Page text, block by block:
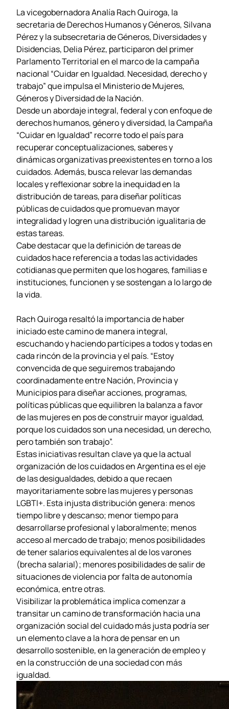
La vicegobernadora Analía Rach Quiroga, la
secretaria de Derechos Humanos y Géneros, Silvana
Pérez y la subsecretaria de Géneros, Diversidades y
Disidencias, Delia Pérez, participaron del primer
Parlamento Territorial en el marco de la campaña
nacional “Cuidar en Igualdad. Necesidad, derecho y
trabajo” que impulsa el Ministerio de Mujeres,
Géneros y Diversidad de la Nación.
Desde un abordaje integral, federal y con enfoque de
derechos humanos, género y diversidad, la Campaña
“Cuidar en Igualdad” recorre todo el país para
recuperar conceptualizaciones, saberes y
dinámicas organizativas preexistentes en torno a los
cuidados. Además, busca relevar las demandas
locales y reflexionar sobre la inequidad en la
distribución de tareas, para diseñar políticas
públicas de cuidados que promuevan mayor
integralidad y logren una distribución igualitaria de
estas tareas.
Cabe destacar que la definición de tareas de
cuidados hace referencia a todas las actividades
cotidianas que permiten que los hogares, familias e
instituciones, funcionen y se sostengan a lo largo de
la vida.
Rach Quiroga resaltó la importancia de haber
iniciado este camino de manera integral,
escuchando y haciendo partícipes a todos y todas en
cada rincón de la provincia y el país. “Estoy
convencida de que seguiremos trabajando
coordinadamente entre Nación, Provincia y
Municipios para diseñar acciones, programas,
políticas públicas que equilibren la balanza a favor
de las mujeres en pos de construir mayor igualdad,
porque los cuidados son una necesidad, un derecho,
pero también son trabajo”.
Estas iniciativas resultan clave ya que la actual
organización de los cuidados en Argentina es el eje
de las desigualdades, debido a que recaen
mayoritariamente sobre las mujeres y personas
LGBTI+. Esta injusta distribución genera: menos
tiempo libre y descanso; menor tiempo para
desarrollarse profesional y laboralmente; menos
acceso al mercado de trabajo; menos posibilidades
de tener salarios equivalentes al de los varones
(brecha salarial); menores posibilidades de salir de
situaciones de violencia por falta de autonomía
económica, entre otras.
Visibilizar la problemática implica comenzar a
transitar un camino de transformación hacia una
organización social del cuidado más justa podría ser
un elemento clave a la hora de pensar en un
desarrollo sostenible, en la generación de empleo y
en la construcción de una sociedad con más
igualdad.